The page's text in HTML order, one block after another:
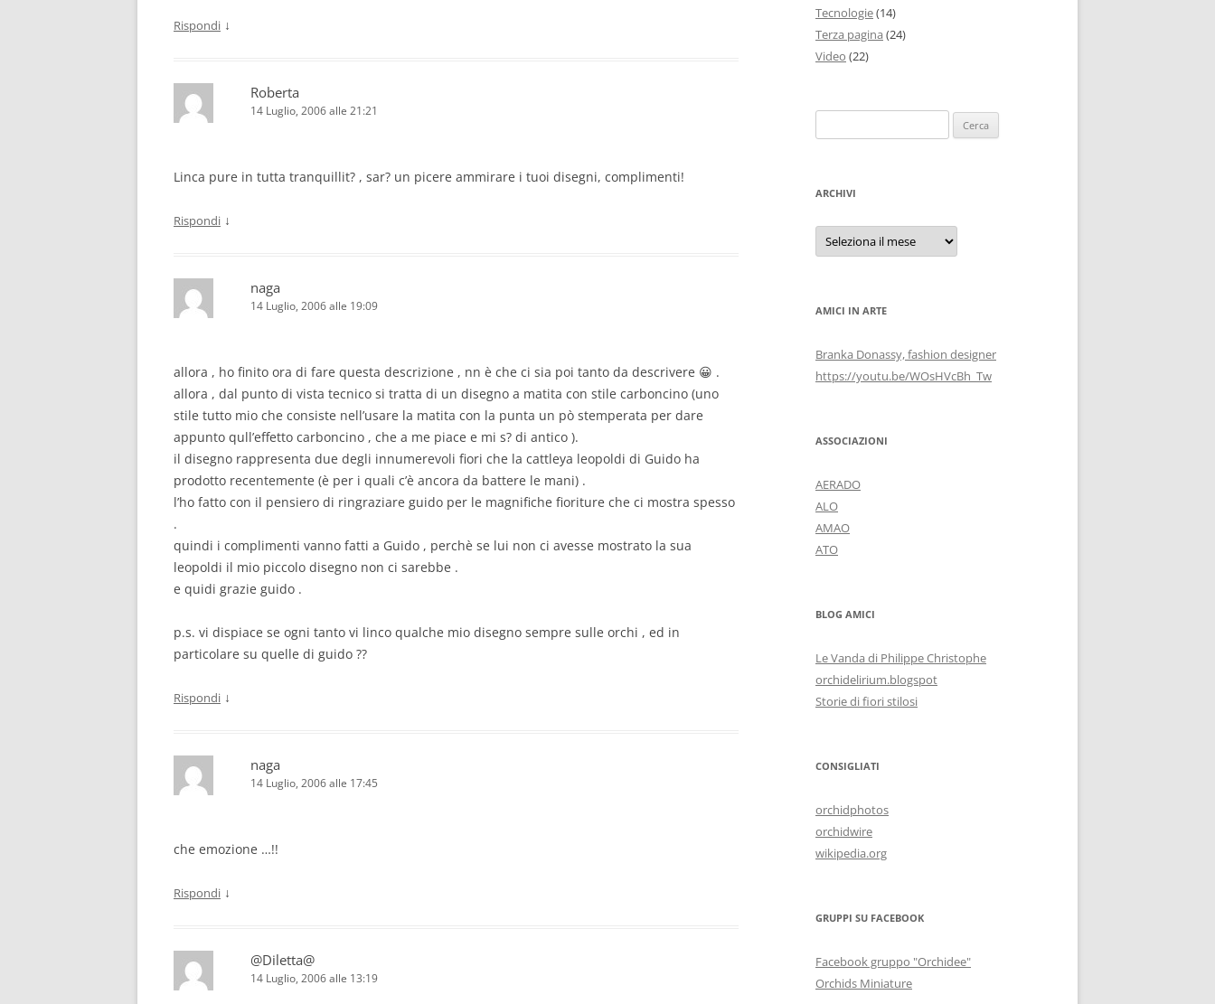
Rispondi ↓
Roberta
14 Luglio, 2006 alle 21:21
Linca pure in tutta tranquillit? , sar? un picere ammirare i tuoi disegni, complimenti!
Rispondi ↓
naga
14 Luglio, 2006 alle 19:09
allora , ho finito ora di fare questa descrizione , nn è che ci sia poi tanto da descrivere 😀 .
allora , dal punto di vista tecnico si tratta di un disegno a matita con stile carboncino (uno
stile tutto mio che consiste nell’usare la matita con la punta un pò stemperata per dare
appunto qull’effetto carboncino , che a me piace e mi s? di antico ).
il disegno rappresenta due degli innumerevoli fiori che la cattleya leopoldi di Guido ha
prodotto recentemente (è per i quali c’è ancora da battere le mani) .
l’ho fatto con il pensiero di ringraziare guido per le magnifiche fioriture che ci mostra spesso
.
quindi i complimenti vanno fatti a Guido , perchè se lui non ci avesse mostrato la sua
leopoldi il mio piccolo disegno non ci sarebbe .
e quidi grazie guido .
p.s. vi dispiace se ogni tanto vi linco qualche mio disegno sempre sulle orchi , ed in
particolare su quelle di guido ??
Rispondi ↓
naga
14 Luglio, 2006 alle 17:45
che emozione …!!
Rispondi ↓
@Diletta@
14 Luglio, 2006 alle 13:19
Tecnologie(14)
Terza pagina (24)
Video (22)
per:
ARCHIVI
Archivi
AMICI IN ARTE
Branka Donassy, fashion designer
https://youtu.be/WOsHVcBh_Tw
ASSOCIAZIONI
AERADO
ALO
AMAO
ATO
BLOG AMICI
Le Vanda di Philippe Christophe
orchidelirium.blogspot
Storie di fiori stilosi
CONSIGLIATI
orchidphotos
orchidwire
wikipedia.org
GRUPPI SU FACEBOOK
Facebook gruppo "Orchidee"
Orchids Miniature